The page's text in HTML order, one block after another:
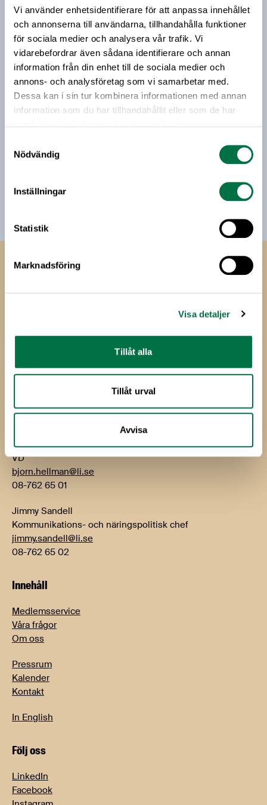
Vi använder enhetsidentifierare för att anpassa innehållet
och annonserna till användarna, tillhandahålla funktioner
för sociala medier och analysera vår trafik. Vi
vidarebefordrar även sådana identifierare och annan
information från din enhet till de sociala medier och
annons- och analysföretag som vi samarbetar med.
Dessa kan i sin tur kombinera informationen med annan
information som du har tillhandahållit eller som de har
Nödvändig
Inställningar
Statistik
Marknadsföring
Visa detaljer
Tillåt alla
Tillåt urval
Avvisa
Vårt nyhetsbrev kommer ut 3-4 gånger i månaden och
riktar sig till alla med ett intresse för
livsmedelsföretagande och den svenska
livsmedelsbranschen. När du anmäler dig till vårt
nyhetsbrev godkänner du Livsmedelsföretagens
hantering av personuppgifter.
Jag vill få relevant information från Livsmedelsföretagen
sälja min personliga information. Jag kan när som helst
avsluta prenumerationen.
Livsmedels­företagen
Livsmedelsföretagen
E-post:info@li.se
Kontakt
Björn Hellman
VD
bjorn.hellman@li.se
08-762 65 01
Jimmy Sandell
Kommunikations- och näringspolitisk chef
jimmy.sandell@li.se
08-762 65 02
Innehåll
Medlemsservice
Våra frågor
Om oss
Pressrum
Kalender
Kontakt
In English
Följ oss
LinkedIn
Facebook